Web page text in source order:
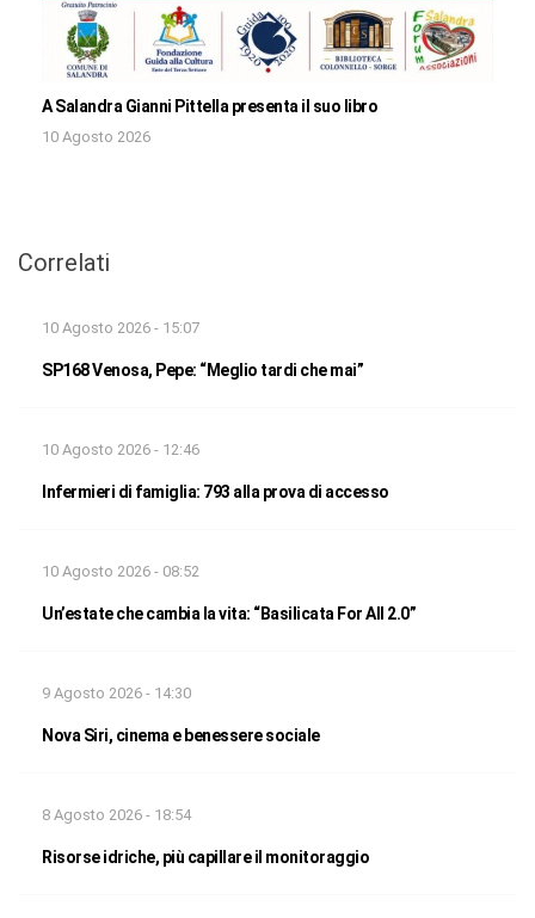
A Salandra Gianni Pittella presenta il suo libro
10 Agosto 2026
Correlati
10 Agosto 2026 - 15:07
SP168 Venosa, Pepe: “Meglio tardi che mai”
10 Agosto 2026 - 12:46
Infermieri di famiglia: 793 alla prova di accesso
10 Agosto 2026 - 08:52
Un’estate che cambia la vita: “Basilicata For All 2.0”
9 Agosto 2026 - 14:30
Nova Siri, cinema e benessere sociale
8 Agosto 2026 - 18:54
Risorse idriche, più capillare il monitoraggio